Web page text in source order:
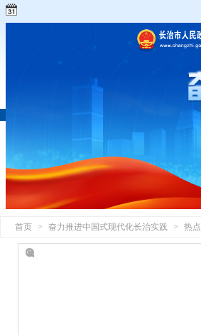
首页 > 奋力推进中国式现代化长治实践 > 热